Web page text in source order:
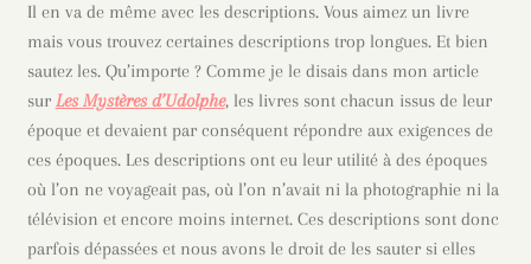
Il en va de même avec les descriptions. Vous aimez un livre
mais vous trouvez certaines descriptions trop longues. Et bien
sautez les. Qu’importe ? Comme je le disais dans mon article
sur Les Mystères d’Udolphe, les livres sont chacun issus de leur
époque et devaient par conséquent répondre aux exigences de
ces époques. Les descriptions ont eu leur utilité à des époques
où l’on ne voyageait pas, où l’on n’avait ni la photographie ni la
télévision et encore moins internet. Ces descriptions sont donc
parfois dépassées et nous avons le droit de les sauter si elles